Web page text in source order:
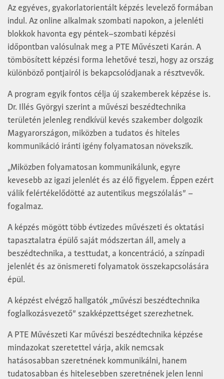
Az egyéves, gyakorlatorientált képzés levelező formában
indul. Az online alkalmak szombati napokon, a jelenléti
blokkok havonta egy péntek–szombati képzési
időpontban valósulnak meg a PTE Művészeti Karán. A
tömbösített képzési forma lehetővé teszi, hogy az ország
különböző pontjairól is bekapcsolódjanak a résztvevők.
A program egyik fontos célja új szakemberek képzése is.
Dr. Illés Györgyi szerint a művészi beszédtechnika
területén jelenleg rendkívül kevés szakember dolgozik
Magyarországon, miközben a tudatos és hiteles
kommunikáció iránti igény folyamatosan növekszik.
„Miközben folyamatosan kommunikálunk, egyre
kevesebb az igazi jelenlét és az élő figyelem. Éppen ezért
válik felértékelődötté az autentikus megszólalás” –
fogalmaz.
A képzés mögött több évtizedes művészeti és oktatási
tapasztalatra épülő saját módszertan áll, amely a
beszédtechnika, a testtudat, a koncentráció, a színpadi
jelenlét és az önismereti folyamatok összekapcsolására
épül.
A képzést elvégző hallgatók „művészi beszédtechnika
foglalkozásvezető” szakképzettséget szerezhetnek.
A PTE Művészeti Kar művészi beszédtechnika képzése
mindazokat szeretettel várja, akik nemcsak
hatásosabban szeretnének kommunikálni, hanem
tudatosabban és hitelesebben szeretnének jelen lenni